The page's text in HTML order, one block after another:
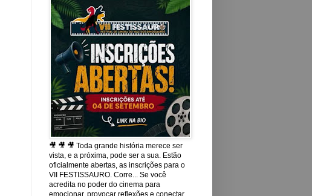
🎥 🎥 🎥 Toda grande história merece ser
vista, e a próxima, pode ser a sua. Estão
oficialmente abertas, as inscrições para o
VII FESTISSAURO. Corre... Se você
acredita no poder do cinema para
emocionar, provocar reflexões e conectar